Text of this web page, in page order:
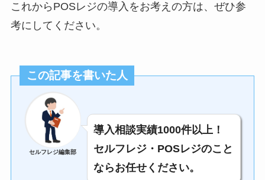
これからPOSレジの導入をお考えの方は、ぜひ参
考にしてください。
この記事を書いた人
セルフレジ編集部
導入相談実績1000件以上！
セルフレジ・POSレジのこと
ならお任せください。